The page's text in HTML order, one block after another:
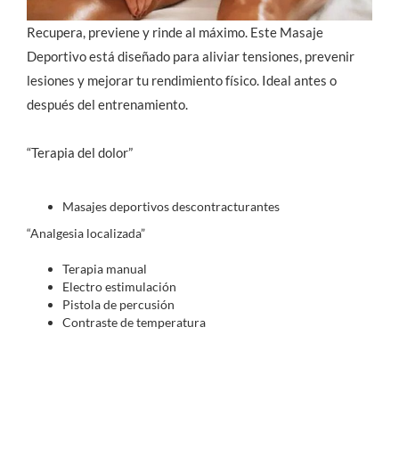
Recupera, previene y rinde al máximo. Este Masaje
Deportivo está diseñado para aliviar tensiones, prevenir
lesiones y mejorar tu rendimiento físico. Ideal antes o
después del entrenamiento.
“Terapia del dolor”
Masajes deportivos descontracturantes
“Analgesia localizada”
Terapia manual
Electro estimulación
Pistola de percusión
Contraste de temperatura